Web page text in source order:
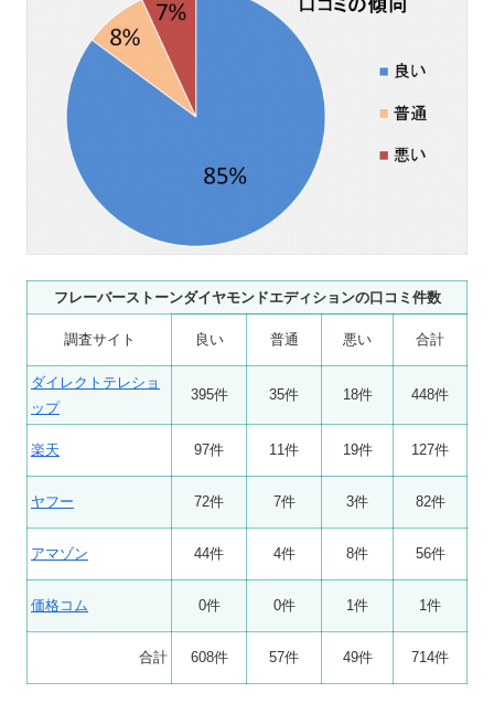
フレーバーストーンダイヤモンドエディションの口コミ件数
調査サイト 良い 普通 悪い 合計
ダイレクトテレショ
ップ
395件 35件 18件 448件
楽天 97件 11件 19件 127件
ヤフー 72件 7件 3件 82件
アマゾン 44件 4件 8件 56件
価格コム 0件 0件 1件 1件
合計 608件 57件 49件 714件